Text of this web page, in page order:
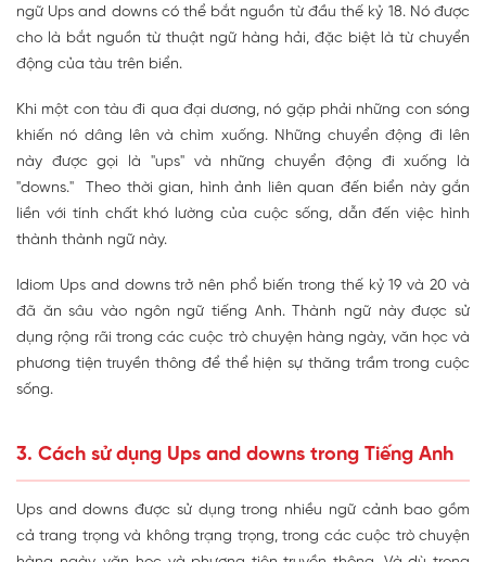
ngữ Ups and downs có thể bắt nguồn từ đầu thế kỷ 18. Nó được
cho là bắt nguồn từ thuật ngữ hàng hải, đặc biệt là từ chuyển
động của tàu trên biển.
Khi một con tàu đi qua đại dương, nó gặp phải những con sóng
khiến nó dâng lên và chìm xuống. Những chuyển động đi lên
này được gọi là "ups" và những chuyển động đi xuống là
"downs." Theo thời gian, hình ảnh liên quan đến biển này gắn
liền với tính chất khó lường của cuộc sống, dẫn đến việc hình
thành thành ngữ này.
Idiom Ups and downs trở nên phổ biến trong thế kỷ 19 và 20 và
đã ăn sâu vào ngôn ngữ tiếng Anh. Thành ngữ này được sử
dụng rộng rãi trong các cuộc trò chuyện hàng ngày, văn học và
phương tiện truyền thông để thể hiện sự thăng trầm trong cuộc
sống.
3. Cách sử dụng Ups and downs trong Tiếng Anh
Ups and downs được sử dụng trong nhiều ngữ cảnh bao gồm
cả trang trọng và không trạng trọng, trong các cuộc trò chuyện